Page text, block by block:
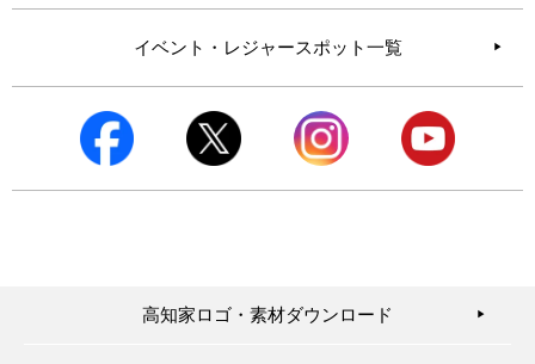
イベント・レジャースポット一覧
高知家ロゴ・素材ダウンロード ▶︎